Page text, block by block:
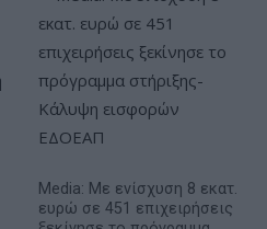
Media: Με ενίσχυση 8 εκατ.
ευρώ σε 451 επιχειρήσεις